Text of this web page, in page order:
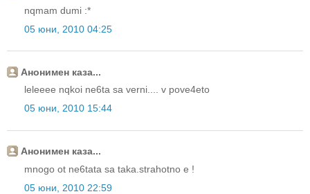
nqmam dumi :*
05 юни, 2010 04:25
Анонимен каза...
leleeee nqkoi ne6ta sa verni.... v pove4eto
05 юни, 2010 15:44
Анонимен каза...
mnogo ot ne6tata sa taka.strahotno e !
05 юни, 2010 22:59